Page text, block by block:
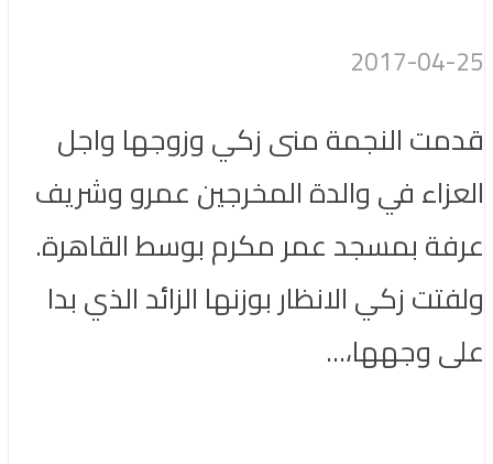
2017-04-25
قدمت النجمة منى زكي وزوجها واجل
العزاء في والدة المخرجين عمرو وشريف
عرفة بمسجد عمر مكرم بوسط القاهرة.
ولفتت زكي الانظار بوزنها الزائد الذي بدا
على وجهها،...